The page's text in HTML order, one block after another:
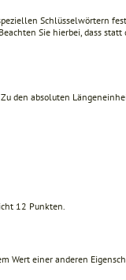
Schlüsselwörtern
Sie hierbei, dass statt
den absoluten
12 Punkten.
Wert einer anderen